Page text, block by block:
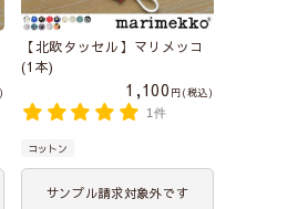
【北欧タッセル】マリメッコ
(1本)
1,100
税込
1件
コットン
サンプル請求対象外です